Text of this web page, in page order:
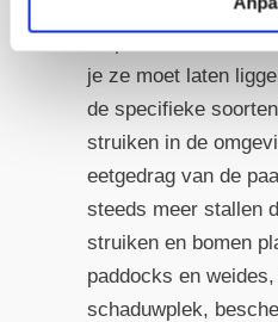
Of je afgevallen
je ze moet laten
de specifieke
struiken in de
eetgedrag van de
steeds meer stallen
struiken en bomen
paddocks en
schaduwplek,